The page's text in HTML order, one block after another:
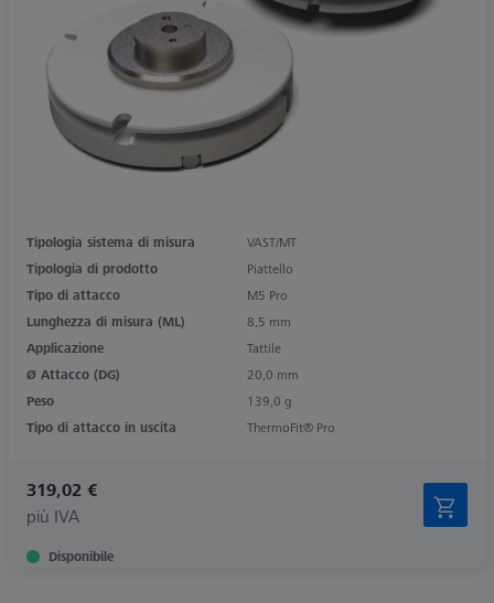
Tipologia sistema di misura
VAST/MT
Tipologia di prodotto
Piattello
Tipo di attacco
M5 Pro
Lunghezza di misura (ML)
8,5 mm
Applicazione
Tattile
Ø Attacco (DG)
20,0 mm
Peso
139,0 g
Tipo di attacco in uscita
ThermoFit® Pro
319,02 €
più IVA
Disponibile